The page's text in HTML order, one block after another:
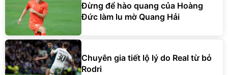
Đừng để hào quang của Hoàng
Đức làm lu mờ Quang Hải
Chuyên gia tiết lộ lý do Real từ bỏ
Rodri